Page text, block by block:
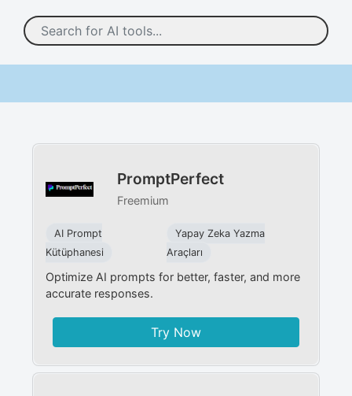
PromptPerfect
Freemium
AI Prompt
Kütüphanesi
Yapay Zeka Yazma
Araçları
Optimize AI prompts for better, faster, and more
accurate responses.
Try Now